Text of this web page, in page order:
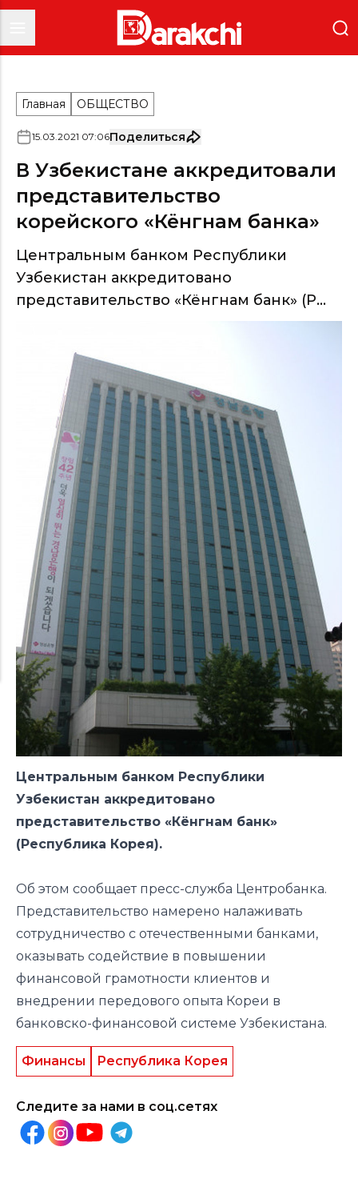
Главная ОБЩЕСТВО
15.03.2021 07:06Поделиться
В Узбекистане аккредитовали
представительство
корейского «Кёнгнам банка»
Центральным банком Республики
Узбекистан аккредитовано
представительство «Кёнгнам банк» (Р...
Центральным банком Республики
Узбекистан аккредитовано
представительство «Кёнгнам банк»
(Республика Корея).
Об этом сообщает пресс-служба Центробанка.
Представительство намерено налаживать
сотрудничество с отечественными банками,
оказывать содействие в повышении
финансовой грамотности клиентов и
внедрении передового опыта Кореи в
банковско-финансовой системе Узбекистана.
Финансы Республика Корея
Следите за нами в соц.сетях